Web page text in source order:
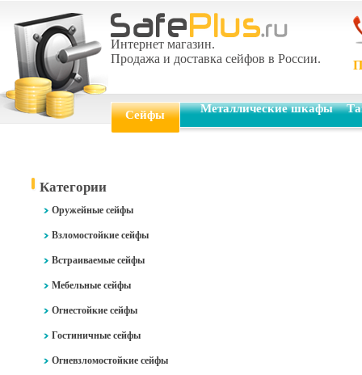
Интернет магазин.
Продажа и доставка сейфов в России.
Сейфы Металлические шкафы
Категории
Оружейные сейфы
Взломостойкие сейфы
Встраиваемые сейфы
Мебельные сейфы
Огнестойкие сейфы
Гостиничные сейфы
Огневзломостойкие сейфы